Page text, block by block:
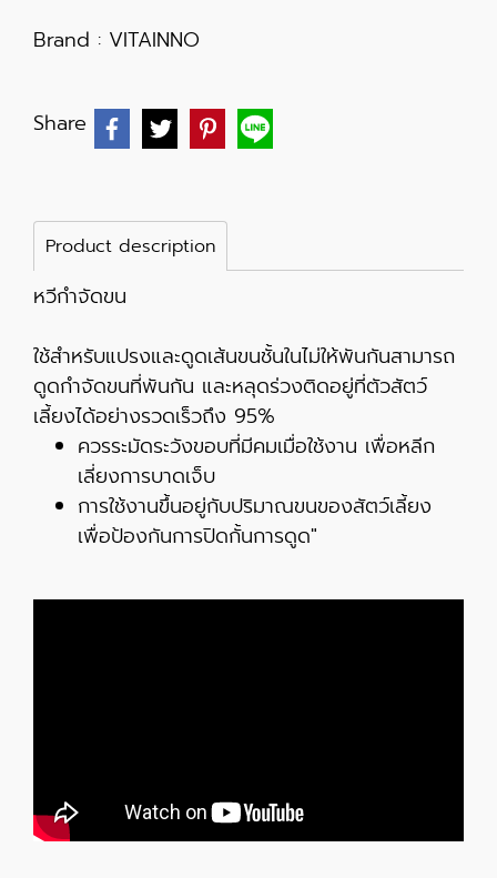
Brand : VITAINNO
Share
Product description
หวีกำจัดขน
ใช้สำหรับแปรงและดูดเส้นขนชั้นในไม่ให้พันกันสามารถ
ดูดกำจัดขนที่พันกัน และหลุดร่วงติดอยู่ที่ตัวสัตว์
เลี้ยงได้อย่างรวดเร็วถึง 95%
ควรระมัดระวังขอบที่มีคมเมื่อใช้งาน เพื่อหลีก
เลี่ยงการบาดเจ็บ
การใช้งานขึ้นอยู่กับปริมาณขนของสัตว์เลี้ยง
เพื่อป้องกันการปิดกั้นการดูด"